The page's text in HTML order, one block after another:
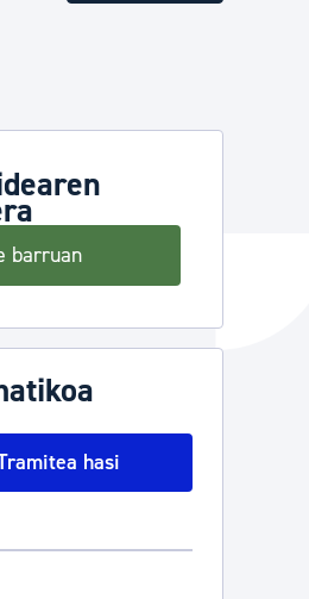
barruan
hasi